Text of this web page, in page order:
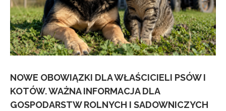
NOWE OBOWIĄZKI DLA WŁAŚCICIELI PSÓW I
KOTÓW. WAŻNA INFORMACJA DLA
GOSPODARSTW ROLNYCH I SADOWNICZYCH